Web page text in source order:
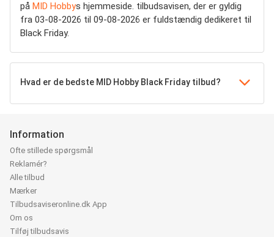
på MID Hobbys hjemmeside. tilbudsavisen, der er gyldig
fra 03-08-2026 til 09-08-2026 er fuldstændig dedikeret til
Black Friday.
Hvad er de bedste MID Hobby Black Friday tilbud?
Information
Ofte stillede spørgsmål
Reklamér?
Alle tilbud
Mærker
Tilbudsaviseronline.dk App
Om os
Tilføj tilbudsavis